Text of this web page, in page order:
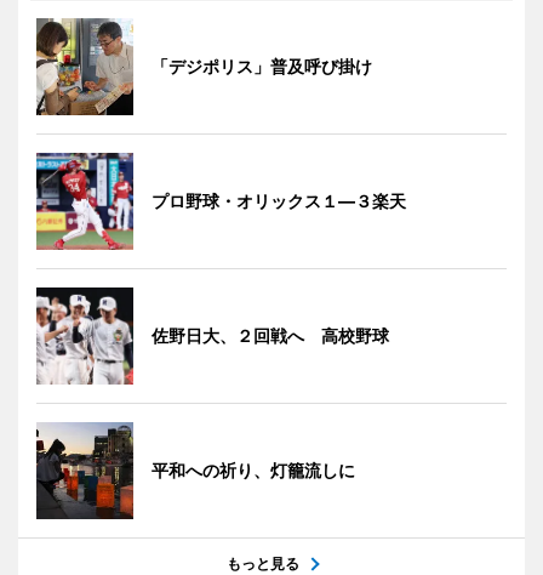
「デジポリス」普及呼び掛け
プロ野球・オリックス１―３楽天
佐野日大、２回戦へ 高校野球
平和への祈り、灯籠流しに
もっと見る